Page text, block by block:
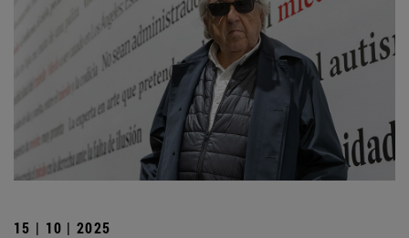
15 | 10 | 2025